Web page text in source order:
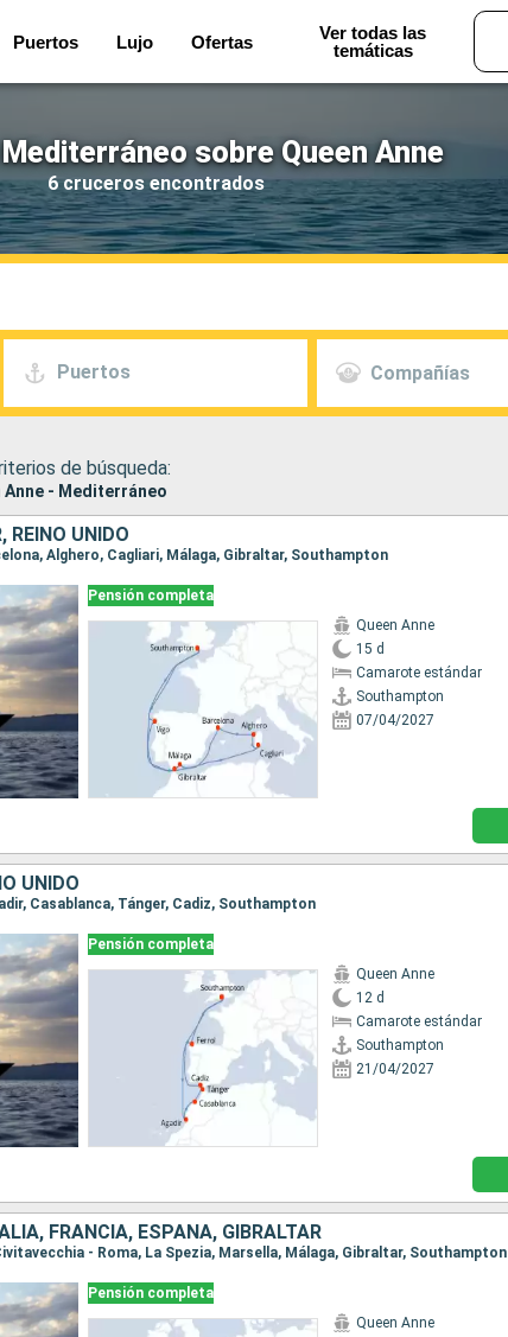
Puertos Lujo Ofertas
Ver todas las
temáticas
sobre Queen Anne
6 cruceros encontrados
Puertos Compañías
de búsqueda:
Anne - Mediterráneo
REINO UNIDO
Alghero, Cagliari, Málaga, Gibraltar, Southampton
Pensión completa
Queen Anne
15 d
Camarote estándar
Southampton
07/04/2027
UNIDO
Casablanca, Tánger, Cadiz, Southampton
Pensión completa
Queen Anne
12 d
Camarote estándar
Southampton
21/04/2027
FRANCIA, ESPAÑA, GIBRALTAR
- Roma, La Spezia, Marsella, Málaga, Gibraltar, Southampton
Pensión completa
Queen Anne